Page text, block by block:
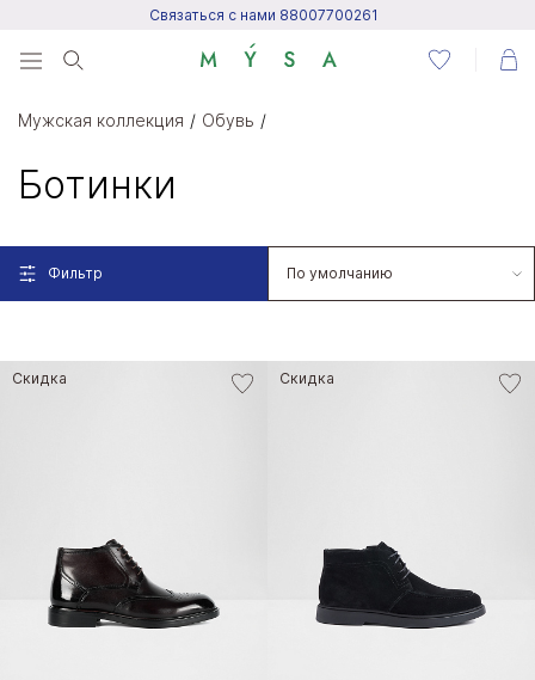
Связаться с нами 88007700261
Мужская коллекция Обувь
Ботинки
Фильтр
Скидка Скидка
Написать нам
Написать в Telegram